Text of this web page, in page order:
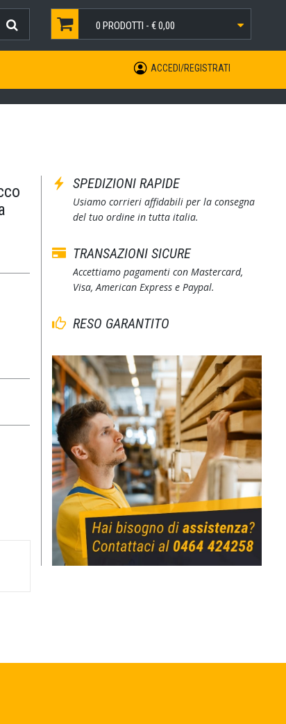
0 PRODOTTI -€ 0,00
ACCEDI/REGISTRATI
SPEDIZIONI RAPIDE
Usiamo corrieri affidabili per la consegna
del tuo ordine in tutta italia.
TRANSAZIONI SICURE
Accettiamo pagamenti con Mastercard,
Visa, American Express e Paypal.
RESO GARANTITO